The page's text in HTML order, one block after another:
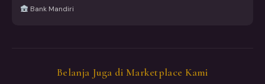
Bank Mandiri
Belanja Juga di Marketplace Kami